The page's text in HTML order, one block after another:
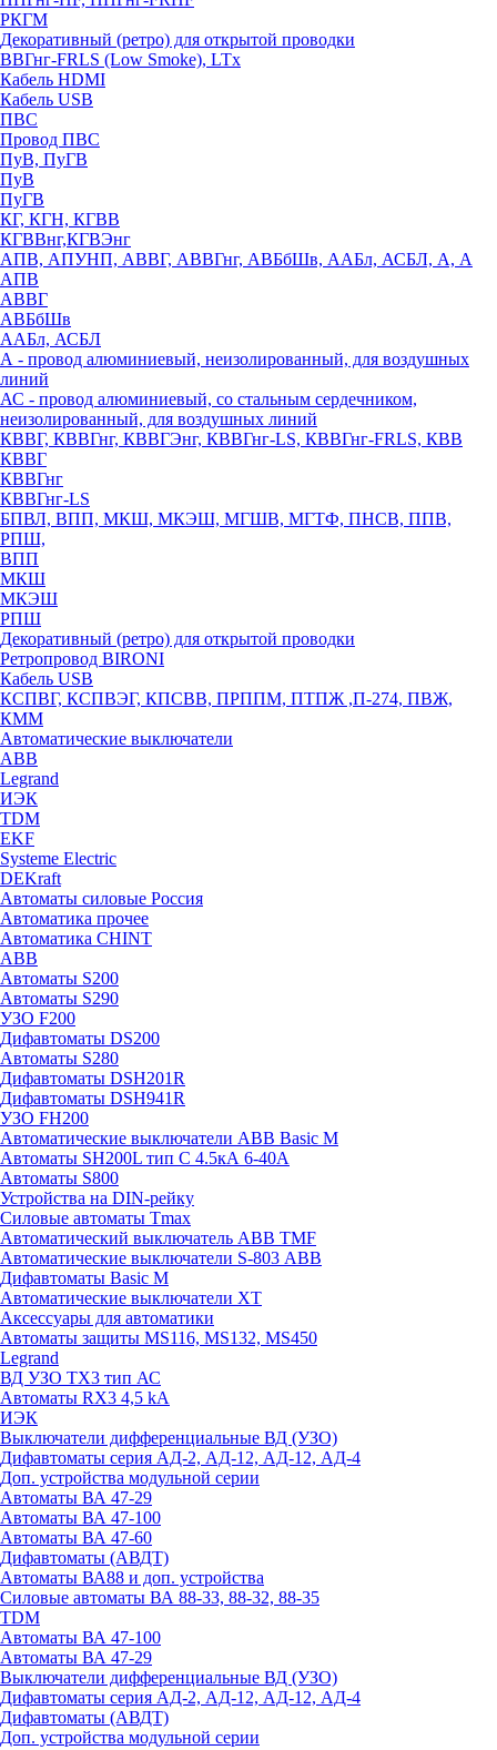
РКГМ
Декоративный (ретро) для открытой проводки
ВВГнг-FRLS (Low Smoke), LTx
Кабель HDMI
Кабель USB
ПВС
Провод ПВС
ПуВ, ПуГВ
ПуВ
ПуГВ
КГ, КГН, КГВВ
КГВВнг,КГВЭнг
АПВ, АПУНП, АВВГ, АВВГнг, АВБбШв, ААБл, АСБЛ, А, А
АПВ
АВВГ
АВБбШв
ААБл, АСБЛ
А - провод алюминиевый, неизолированный, для воздушных
линий
АС - провод алюминиевый, со стальным сердечником,
неизолированный, для воздушных линий
КВВГ, КВВГнг, КВВГЭнг, КВВГнг-LS, КВВГнг-FRLS, КВВ
КВВГ
КВВГнг
КВВГнг-LS
БПВЛ, ВПП, МКШ, МКЭШ, МГШВ, МГТФ, ПНСВ, ППВ,
РПШ,
ВПП
МКШ
МКЭШ
РПШ
Декоративный (ретро) для открытой проводки
Ретропровод BIRONI
Кабель USB
КСПВГ, КСПВЭГ, КПСВВ, ПРППМ, ПТПЖ ,П-274, ПВЖ,
КММ
Автоматические выключатели
ABB
Legrand
ИЭК
TDM
EKF
Systeme Electric
DEKraft
Автоматы силовые Россия
Автоматика прочее
Автоматика CHINT
ABB
Автоматы S200
Автоматы S290
УЗО F200
Дифавтоматы DS200
Автоматы S280
Дифавтоматы DSH201R
Дифавтоматы DSH941R
УЗО FH200
Автоматические выключатели ABB Basic M
Автоматы SH200L тип С 4.5кА 6-40А
Автоматы S800
Устройства на DIN-рейку
Силовые автоматы Tmax
Автоматический выключатель ABB TMF
Автоматические выключатели S-803 АВВ
Дифавтоматы Basic M
Автоматические выключатели XT
Аксессуары для автоматики
Автоматы защиты MS116, MS132, MS450
Legrand
ВД УЗО TX3 тип АС
Автоматы RX3 4,5 kA
ИЭК
Выключатели дифференциальные ВД (УЗО)
Дифавтоматы серия АД-2, АД-12, АД-12, АД-4
Доп. устройства модульной серии
Автоматы ВА 47-29
Автоматы ВА 47-100
Автоматы ВА 47-60
Дифавтоматы (АВДТ)
Автоматы ВА88 и доп. устройства
Силовые автоматы ВА 88-33, 88-32, 88-35
TDM
Автоматы ВА 47-100
Автоматы ВА 47-29
Выключатели дифференциальные ВД (УЗО)
Дифавтоматы серия АД-2, АД-12, АД-12, АД-4
Дифавтоматы (АВДТ)
Доп. устройства модульной серии